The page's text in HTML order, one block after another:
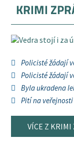
KRIMI
Policisté žádají
Policisté žádají
Byla ukradena
Pití na
VÍCE Z KRIMI